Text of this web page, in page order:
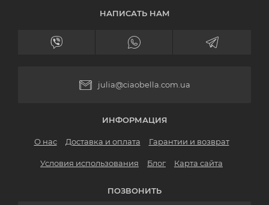
НАПИСАТЬ НАМ
julia@ciaobella.com.ua
ИНФОРМАЦИЯ
О нас Доставка и оплата Гарантии и возврат
Условия использования Блог Карта сайта
ПОЗВОНИТЬ